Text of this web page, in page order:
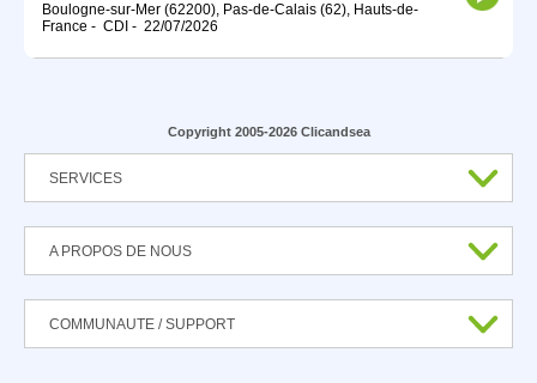
Boulogne-sur-Mer (62200), Pas-de-Calais (62), Hauts-de-
France - CDI - 22/07/2026
Copyright 2005-2026 Clicandsea
SERVICES
A PROPOS DE NOUS
COMMUNAUTE / SUPPORT